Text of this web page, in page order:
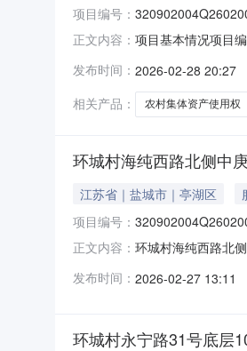
项目编号：
正文内容： 项目基本情况项目
交易底价：-交易
121.85平方米质量
发布时间： 2026-02-28 20:27
相关产品：
农村集体资产使用权
环城村海纯西路北侧中
江苏省｜盐城市｜亭湖区
项目编号：
正文内容： 环城村海纯西路北
述环城村海纯西路
发布时间： 2026-02-27 13:11
环城村永宁路31号底层